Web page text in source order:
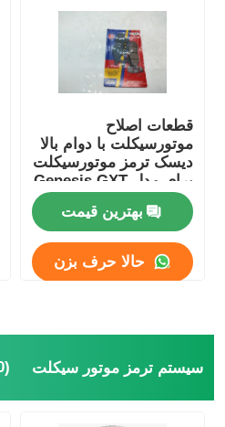
قطعات اصلاح
موتورسیکلت با دوام بالا
دیسک ترمز موتورسیکلت
برای مدل Genesis GXT
بهترین قیمت
حالا حرف بزن
سیستم ترمز موتور سیکلت (30)